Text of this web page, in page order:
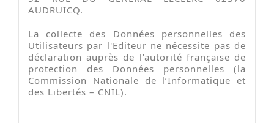
AUDRUICQ.
La collecte des Données personnelles des
Utilisateurs par l'Editeur ne nécessite pas de
déclaration auprès de l’autorité française de
protection des Données personnelles (la
Commission Nationale de l’Informatique et
des Libertés – CNIL).